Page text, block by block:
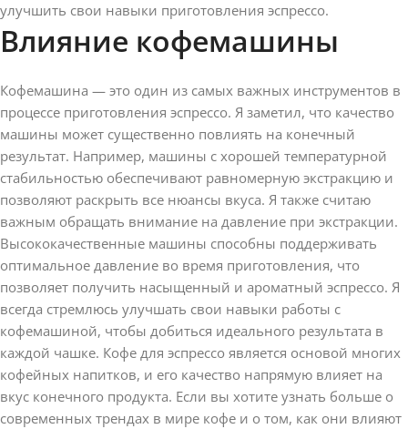
улучшить свои навыки приготовления эспрессо.
Влияние кофемашины
Кофемашина — это один из самых важных инструментов в
процессе приготовления эспрессо. Я заметил, что качество
машины может существенно повлиять на конечный
результат. Например, машины с хорошей температурной
стабильностью обеспечивают равномерную экстракцию и
позволяют раскрыть все нюансы вкуса. Я также считаю
важным обращать внимание на давление при экстракции.
Высококачественные машины способны поддерживать
оптимальное давление во время приготовления, что
позволяет получить насыщенный и ароматный эспрессо. Я
всегда стремлюсь улучшать свои навыки работы с
кофемашиной, чтобы добиться идеального результата в
каждой чашке. Кофе для эспрессо является основой многих
кофейных напитков, и его качество напрямую влияет на
вкус конечного продукта. Если вы хотите узнать больше о
современных трендах в мире кофе и о том, как они влияют